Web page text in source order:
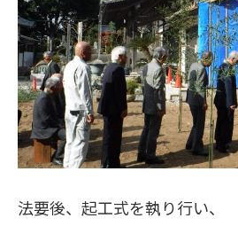
法要後、起工式を執り行い、